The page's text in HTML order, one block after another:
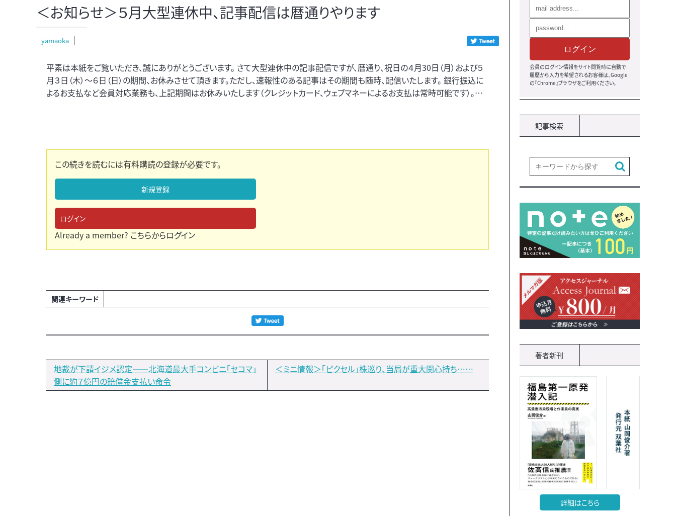
＜お知らせ＞５月大型連休中、記事配信は暦通りやります
yamaoka
平素は本紙をご覧いただき、誠にありがとうございます。 さて大型連休中の記事配信ですが、暦通り、祝日の４月30日（月）および５
月３日（木）～６日（日）の期間、お休みさせて頂きます。ただし、速報性のある記事はその期間も随時、配信いたします。 銀行振込に
よるお支払など会員対応業務も、上記期間はお休みいたします（クレジットカード、ウェブマネーによるお支払は常時可能です）。…
この続きを読むには有料購読の登録が必要です。
新規登録
ログイン
Already a member? こちらからログイン
関連キーワード
地裁が下請イジメ認定――北海道最大手コンビニ「セコマ」
側に約７億円の賠償金支払い命令
＜ミニ情報＞「ピクセル」株巡り、当局が重大関心持ち……
ログイン
会員のログイン情報をサイト閲覧時に自動で
履歴から入力を希望されるお客様は、Google
の『Chrome』ブラウザをご利用ください。
記事検索
著者新刊
詳細はこちら